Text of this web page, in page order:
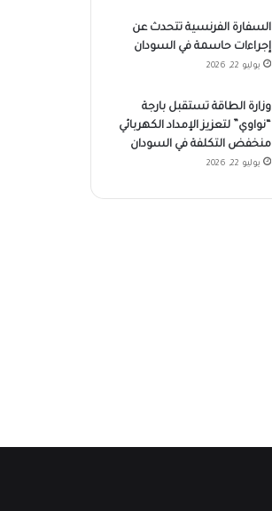
السفارة الفرنسية تتحدث عن
إجراءات حاسمة في السودان
يوليو 22, 2026
وزارة الطاقة تستقبل بارجة
“نواوي” لتعزيز الإمداد الكهربائي
منخفض التكلفة في السودان
يوليو 22, 2026